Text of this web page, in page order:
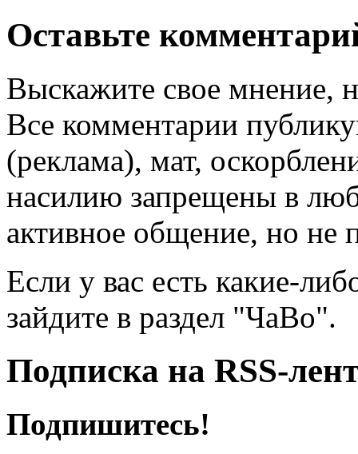
Оставьте
Выскажите свое мнение,
Все комментарии
(реклама), мат,
насилию запрещены в
активное общение, но не
Если у вас есть какие-
зайдите в раздел "ЧаВо".
Подписка на RSS-
Подпишитесь!